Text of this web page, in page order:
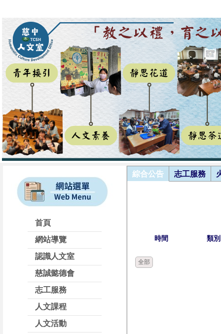
首頁
網站導覽
認識人文室
慈誠懿德會
志工服務
人文課程
人文活動
綜合公告 志工服務
時間 類別
全部